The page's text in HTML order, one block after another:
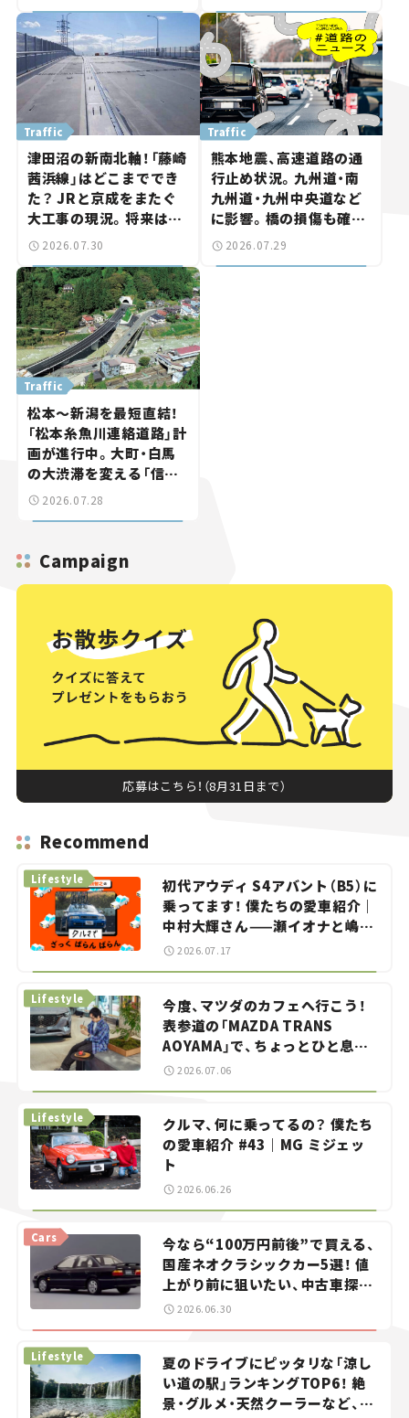
路計画】
Traffic
津田沼の新南北軸！「藤崎
茜浜線」はどこまででき
た？ JRと京成をまたぐ
大工事の現況。将来は
「習志野～鎌ケ谷」を最短
計画】
2026.07.30
Traffic
熊本地震、高速道路の通
行止め状況。九州道・南
九州道・九州中央道など
に影響。橋の損傷も確認
【道路のニュース】
2026.07.29
Traffic
松本～新潟を最短直結！
「松本糸魚川連絡道路」計
画が進行中。大町・白馬
の大渋滞を変える「信号
ゼロ」バイパスも事業化
2026.07.28
Campaign
応募はこちら！（8月31日まで）
Recommend
初代アウディ S4アバント（B5）に
乗ってます！ 僕たちの愛車紹介｜
中村大輝さん——瀬イオナと嶋田
智之の「クルマでざっくばらんば
らん！」＃20
Lifestyle
2026.07.17
今度、マツダのカフェへ行こう！
表参道の「MAZDA TRANS
AOYAMA」で、ちょっとひと息。
——連載｜CCGとクルマでどうす
Lifestyle
2026.07.06
クルマ、何に乗ってるの？ 僕たち
の愛車紹介 #43｜MG ミジェッ
ト
Lifestyle
2026.06.26
今なら“100万円前後”で買える、
国産ネオクラシックカー5選！ 値
上がり前に狙いたい、中古車探し
をお手伝い――ちょっとイケてるマ
Cars
2026.06.30
夏のドライブにピッタリな「涼し
い道の駅」ランキングTOP6！ 絶
景・グルメ・天然クーラーなど、避
Lifestyle